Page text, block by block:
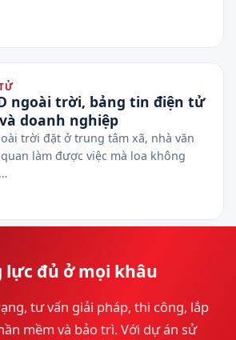
ngoài trời, bảng tin điện tử
doanh nghiệp
trời đặt ở trung tâm xã, nhà văn
làm được việc mà loa không
lực đủ ở mọi khâu
tư vấn giải pháp, thi công, lắp
mềm và bảo trì. Với dự án sử